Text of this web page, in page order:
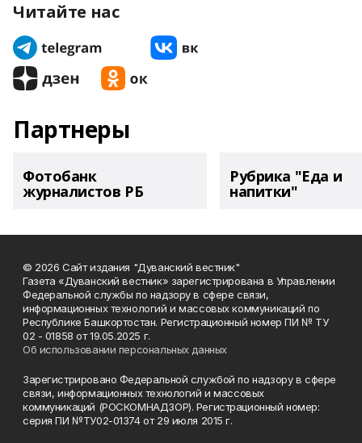
Читайте нас
Партнеры
Фотобанк
журналистов РБ
Рубрика "Еда и
напитки"
© 2026 Сайт издания "Дуванский вестник"
Газета «Дуванский вестник» зарегистрирована в Управлении
Федеральной службы по надзору в сфере связи,
информационных технологий и массовых коммуникаций по
Республике Башкортостан. Регистрационный номер ПИ № ТУ
02 - 01858 от 19.05.2025 г.
Об использовании персональных данных
Зарегистрировано Федеральной службой по надзору в сфере
связи, информационных технологий и массовых
коммуникаций (РОСКОМНАДЗОР). Регистрационный номер:
серия ПИ №ТУ02-01374 от 29 июля 2015 г.